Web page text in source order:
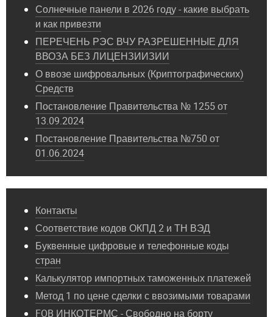
Солнечные панели в 2026 году - какие выбрать
и как привезти
ПЕРЕЧЕНЬ РЭС ВЧУ РАЗРЕШЕННЫЕ ДЛЯ
ВВОЗА БЕЗ ЛИЦЕНЗИИЗИИ
О ввозе шифровальных (Криптографических)
Средств
Постановление Правительства № 1255 от
13.09.2024
Постановление Правительства №750 от
01.06.2024
Контакты
Соответствие кодов ОКПД 2 и ТН ВЭД
Буквенные цифровые и телефонные коды
стран
Калькулятор импортных таможенных платежей
Метод 1 по цене сделки с ввозимыми товарами
FOB ИНКОТЕРМС - Свободно на борту